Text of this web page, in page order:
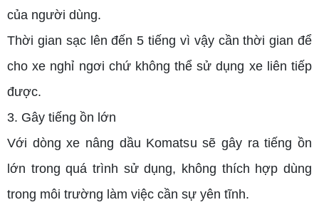
của người dùng.
Thời gian sạc lên đến 5 tiếng vì vậy cần thời gian để
cho xe nghỉ ngơi chứ không thể sử dụng xe liên tiếp
được.
3. Gây tiếng ồn lớn
Với dòng xe nâng dầu Komatsu sẽ gây ra tiếng ồn
lớn trong quá trình sử dụng, không thích hợp dùng
trong môi trường làm việc cần sự yên tĩnh.